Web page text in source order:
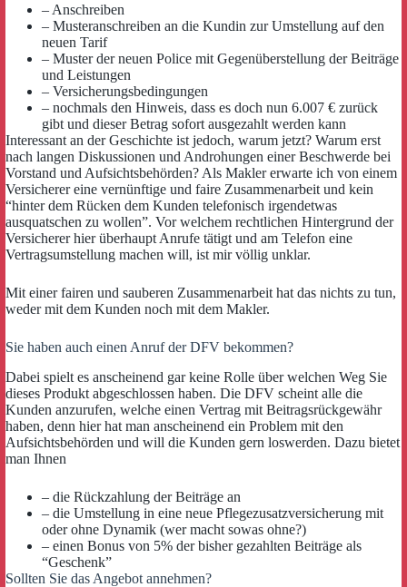
– Anschreiben
– Musteranschreiben an die Kundin zur Umstellung auf den
neuen Tarif
– Muster der neuen Police mit Gegenüberstellung der Beiträge
und Leistungen
– Versicherungsbedingungen
– nochmals den Hinweis, dass es doch nun 6.007 € zurück
gibt und dieser Betrag sofort ausgezahlt werden kann
Interessant an der Geschichte ist jedoch, warum jetzt? Warum erst
nach langen Diskussionen und Androhungen einer Beschwerde bei
Vorstand und Aufsichtsbehörden? Als Makler erwarte ich von einem
Versicherer eine vernünftige und faire Zusammenarbeit und kein
“hinter dem Rücken dem Kunden telefonisch irgendetwas
ausquatschen zu wollen”. Vor welchem rechtlichen Hintergrund der
Versicherer hier überhaupt Anrufe tätigt und am Telefon eine
Vertragsumstellung machen will, ist mir völlig unklar.
Mit einer fairen und sauberen Zusammenarbeit hat das nichts zu tun,
weder mit dem Kunden noch mit dem Makler.
Sie haben auch einen Anruf der DFV bekommen?
Dabei spielt es anscheinend gar keine Rolle über welchen Weg Sie
dieses Produkt abgeschlossen haben. Die DFV scheint alle die
Kunden anzurufen, welche einen Vertrag mit Beitragsrückgewähr
haben, denn hier hat man anscheinend ein Problem mit den
Aufsichtsbehörden und will die Kunden gern loswerden. Dazu bietet
man Ihnen
– die Rückzahlung der Beiträge an
– die Umstellung in eine neue Pflegezusatzversicherung mit
oder ohne Dynamik (wer macht sowas ohne?)
– einen Bonus von 5% der bisher gezahlten Beiträge als
“Geschenk”
Sollten Sie das Angebot annehmen?